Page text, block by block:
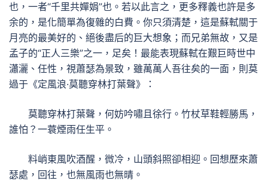
也，一者“千里共嬋娟”也。若以此言之，更多釋義也許是多
余的，是化簡單為復雜的白費。你只須清楚，這是蘇軾關于
月亮的最美好的、絕後盡后的巨大想象；而兄弟無故，又是
孟子的“正人三樂”之一，足矣！最能表現蘇軾在艱巨時世中
瀟灑、任性，視蕭瑟為景致，雖萬萬人吾往矣的一面，則莫
過于《定風浪·莫聽穿林打葉聲》：
莫聽穿林打葉聲，何妨吟嘯且徐行。竹杖草鞋輕勝馬，
誰怕？一蓑煙雨任生平。
料峭東風吹酒醒，微冷，山頭斜照卻相迎。回想歷來蕭
瑟處，回往，也無風雨也無晴。